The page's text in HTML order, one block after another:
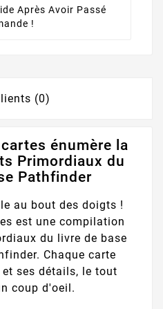
Après Avoir Passé
!
(0)
énumère la
Primordiaux du
Pathfinder
au bout des doigts !
est une compilation
du livre de base
Chaque carte
ses détails, le tout
coup d'oeil.